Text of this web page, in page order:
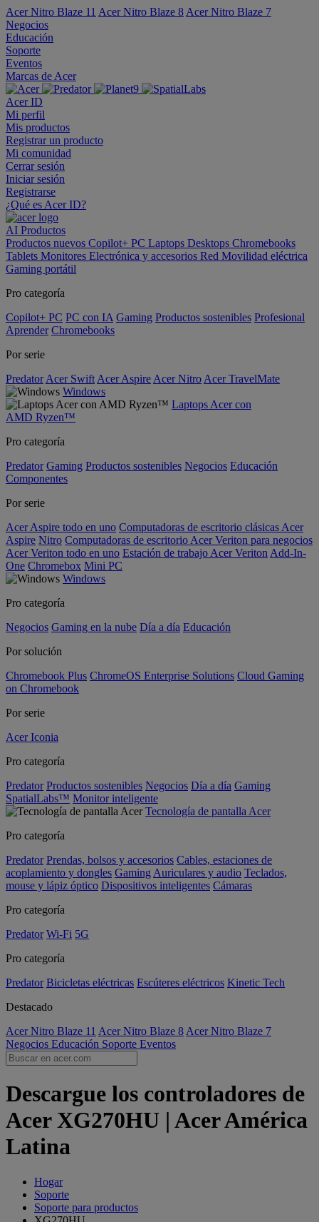
Acer Nitro Blaze 11 Acer Nitro Blaze 8 Acer Nitro Blaze 7
Negocios
Educación
Soporte
Eventos
Marcas de Acer
Acer ID
Mi perfil
Mis productos
Registrar un producto
Mi comunidad
Cerrar sesión
Iniciar sesión
Registrarse
¿Qué es Acer ID?
AI Productos
Productos nuevos Copilot+ PC Laptops Desktops Chromebooks
Tablets Monitores Electrónica y accesorios Red Movilidad eléctrica
Gaming portátil
Pro categoría
Copilot+ PC PC con IA Gaming Productos sostenibles Profesional
Aprender Chromebooks
Por serie
Predator Acer Swift Acer Aspire Acer Nitro Acer TravelMate
Windows
Laptops Acer con
AMD Ryzen™
Pro categoría
Predator Gaming Productos sostenibles Negocios Educación
Componentes
Por serie
Acer Aspire todo en uno Computadoras de escritorio clásicas Acer
Aspire Nitro Computadoras de escritorio Acer Veriton para negocios
Acer Veriton todo en uno Estación de trabajo Acer Veriton Add-In-
One Chromebox Mini PC
Windows
Pro categoría
Negocios Gaming en la nube Día a día Educación
Por solución
Chromebook Plus ChromeOS Enterprise Solutions Cloud Gaming
on Chromebook
Por serie
Acer Iconia
Pro categoría
Predator Productos sostenibles Negocios Día a día Gaming
SpatialLabs™ Monitor inteligente
Tecnología de pantalla Acer
Pro categoría
Predator Prendas, bolsos y accesorios Cables, estaciones de
acoplamiento y dongles Gaming Auriculares y audio Teclados,
mouse y lápiz óptico Dispositivos inteligentes Cámaras
Pro categoría
Predator Wi-Fi 5G
Pro categoría
Predator Bicicletas eléctricas Escúteres eléctricos Kinetic Tech
Destacado
Acer Nitro Blaze 11 Acer Nitro Blaze 8 Acer Nitro Blaze 7
Negocios Educación Soporte Eventos
Descargue los controladores de
Acer XG270HU | Acer América
Latina
Hogar
Soporte
Soporte para productos